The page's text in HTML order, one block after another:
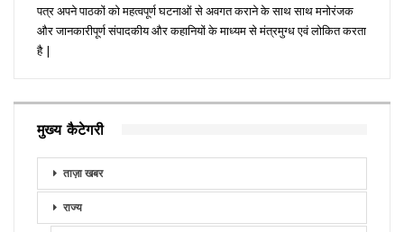
पत्र अपने पाठकों को महत्वपूर्ण घटनाओं से अवगत कराने के साथ साथ मनोरंजक
और जानकारीपूर्ण संपादकीय और कहानियों के माध्यम से मंत्रमुग्ध एवं लोकित करता
है |
मुख्य कैटेगरी
ताज़ा खबर
राज्य